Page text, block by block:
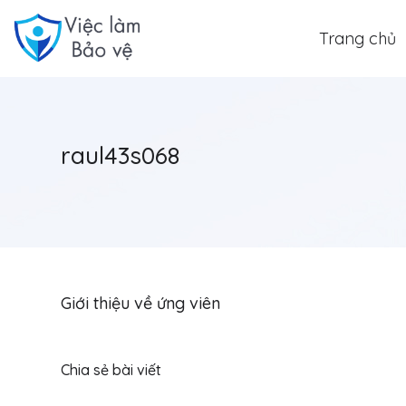
Trang chủ
raul43s068
Giới thiệu về ứng viên
Chia sẻ bài viết